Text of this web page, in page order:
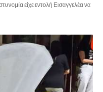
είχε εντολή Εισαγγελέα να